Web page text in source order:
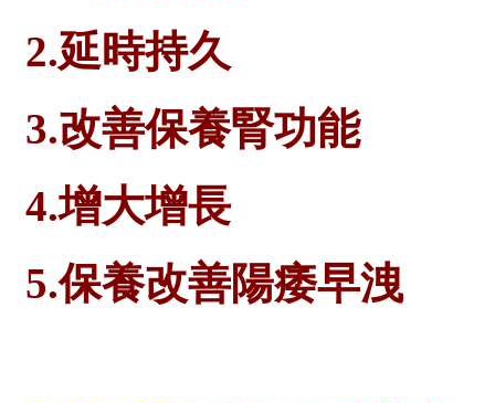
2.延時持久
3.改善保養腎功能
4.增大增長
5.保養改善陽痿早洩